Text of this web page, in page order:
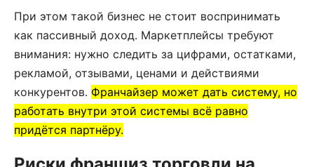
При этом такой бизнес не стоит воспринимать
как пассивный доход. Маркетплейсы требуют
внимания: нужно следить за цифрами, остатками,
рекламой, отзывами, ценами и действиями
конкурентов. Франчайзер может дать систему, но
работать внутри этой системы всё равно
придётся партнёру.